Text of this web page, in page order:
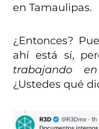
en Tamaulipas.
¿Entonces?
ahí está sí,
trabajando
¿Ustedes qué